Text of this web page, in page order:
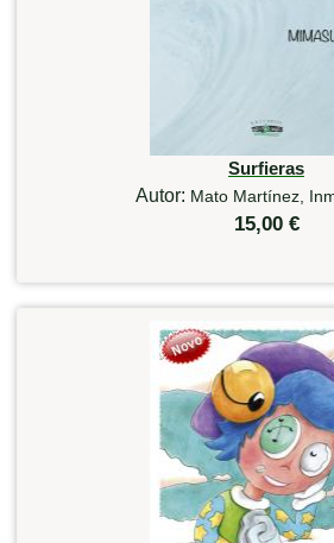
Surfieras
Autor: Mato Martínez,
15,00 €